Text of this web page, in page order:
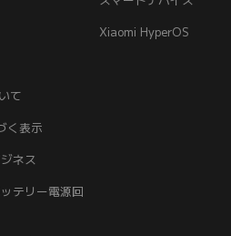
て
く表示
ネス
テリー電源回
Xiaomi HyperOS